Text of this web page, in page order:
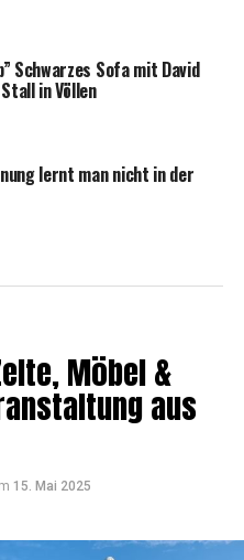
Schwar­zes Sofa mit David
in Völlen
lernt man nicht in der
Möbel &
aus
15. Mai 2025